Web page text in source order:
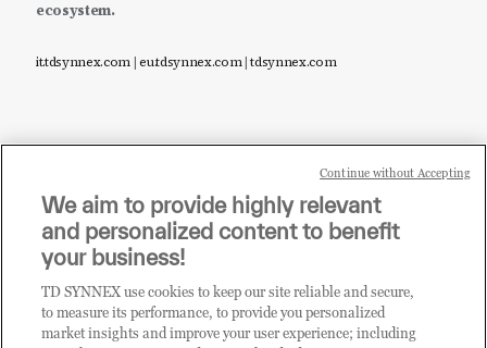
ecosystem.
it.tdsynnex.com|eu.tdsynnex.com|tdsynnex.com
Sei un rivenditore di tecnologia e desideri acquistare
i prodotti o le soluzioni trattate sul blog?
CLICCA QUI E DIVENTA
CLIENTE TD SYNNEX
We aim to provide highly relevant
and personalized content to benefit
your business!
TD SYNNEX use cookies to keep our site reliable and secure,
to measure its performance, to provide you personalized
market insights and improve your user experience; including
Continue without Accepting